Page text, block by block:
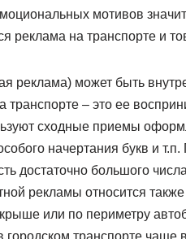
мотивов
реклама на транспорте и
реклама) может быть
– это ее
сходные приемы
начертания букв и
достаточно большого
рекламы относится
или по периметру
транспорте чаще